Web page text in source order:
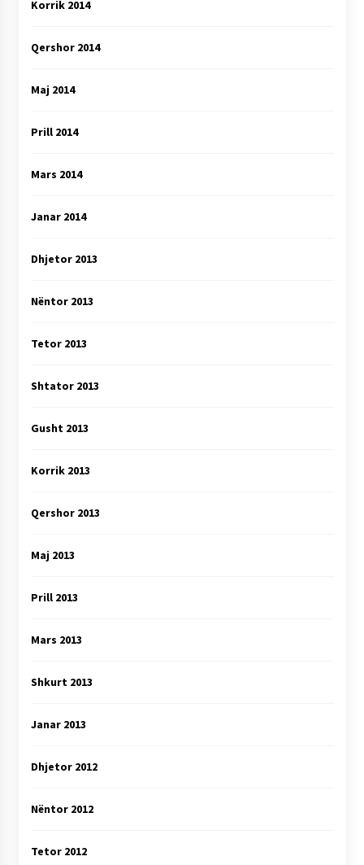
Korrik 2014
Qershor 2014
Maj 2014
Prill 2014
Mars 2014
Janar 2014
Dhjetor 2013
Nëntor 2013
Tetor 2013
Shtator 2013
Gusht 2013
Korrik 2013
Qershor 2013
Maj 2013
Prill 2013
Mars 2013
Shkurt 2013
Janar 2013
Dhjetor 2012
Nëntor 2012
Tetor 2012